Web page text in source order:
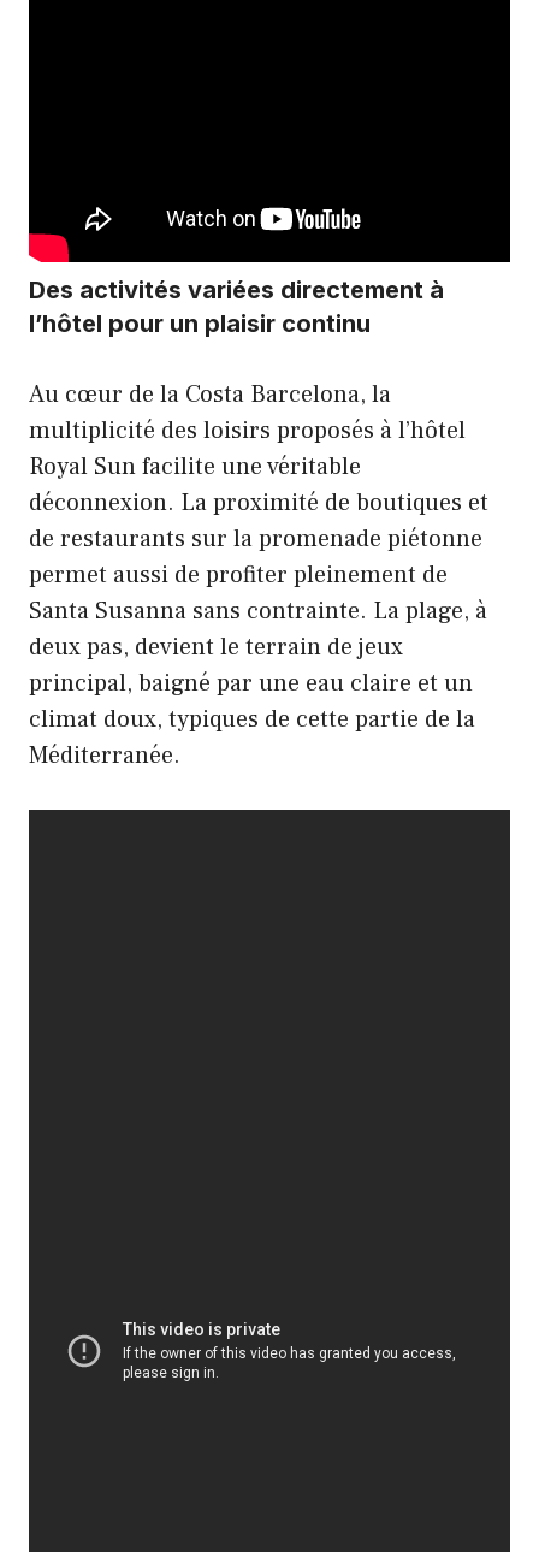
Des activités variées directement à
l’hôtel pour un plaisir continu
Au cœur de la Costa Barcelona, la
multiplicité des loisirs proposés à l’hôtel
Royal Sun facilite une véritable
déconnexion. La proximité de boutiques et
de restaurants sur la promenade piétonne
permet aussi de profiter pleinement de
Santa Susanna sans contrainte. La plage, à
deux pas, devient le terrain de jeux
principal, baigné par une eau claire et un
climat doux, typiques de cette partie de la
Méditerranée.